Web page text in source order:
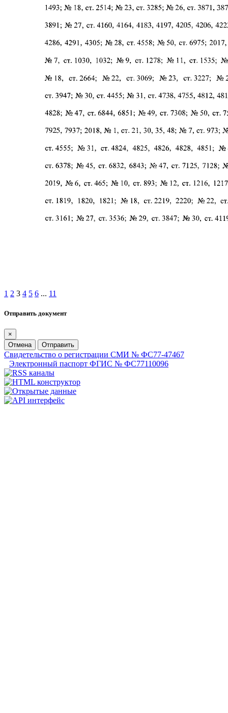
1 2 3 4 5 6 ... 11
Отправить документ
×
Отмена
Отправить
Свидетельство о регистрации СМИ № ФС77-47467
Электронный паспорт ФГИС № ФС77110096